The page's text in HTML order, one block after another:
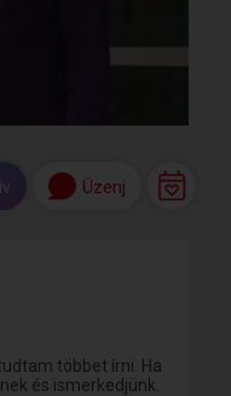
Üzenj
többet írni. Ha
és ismerkedjünk.